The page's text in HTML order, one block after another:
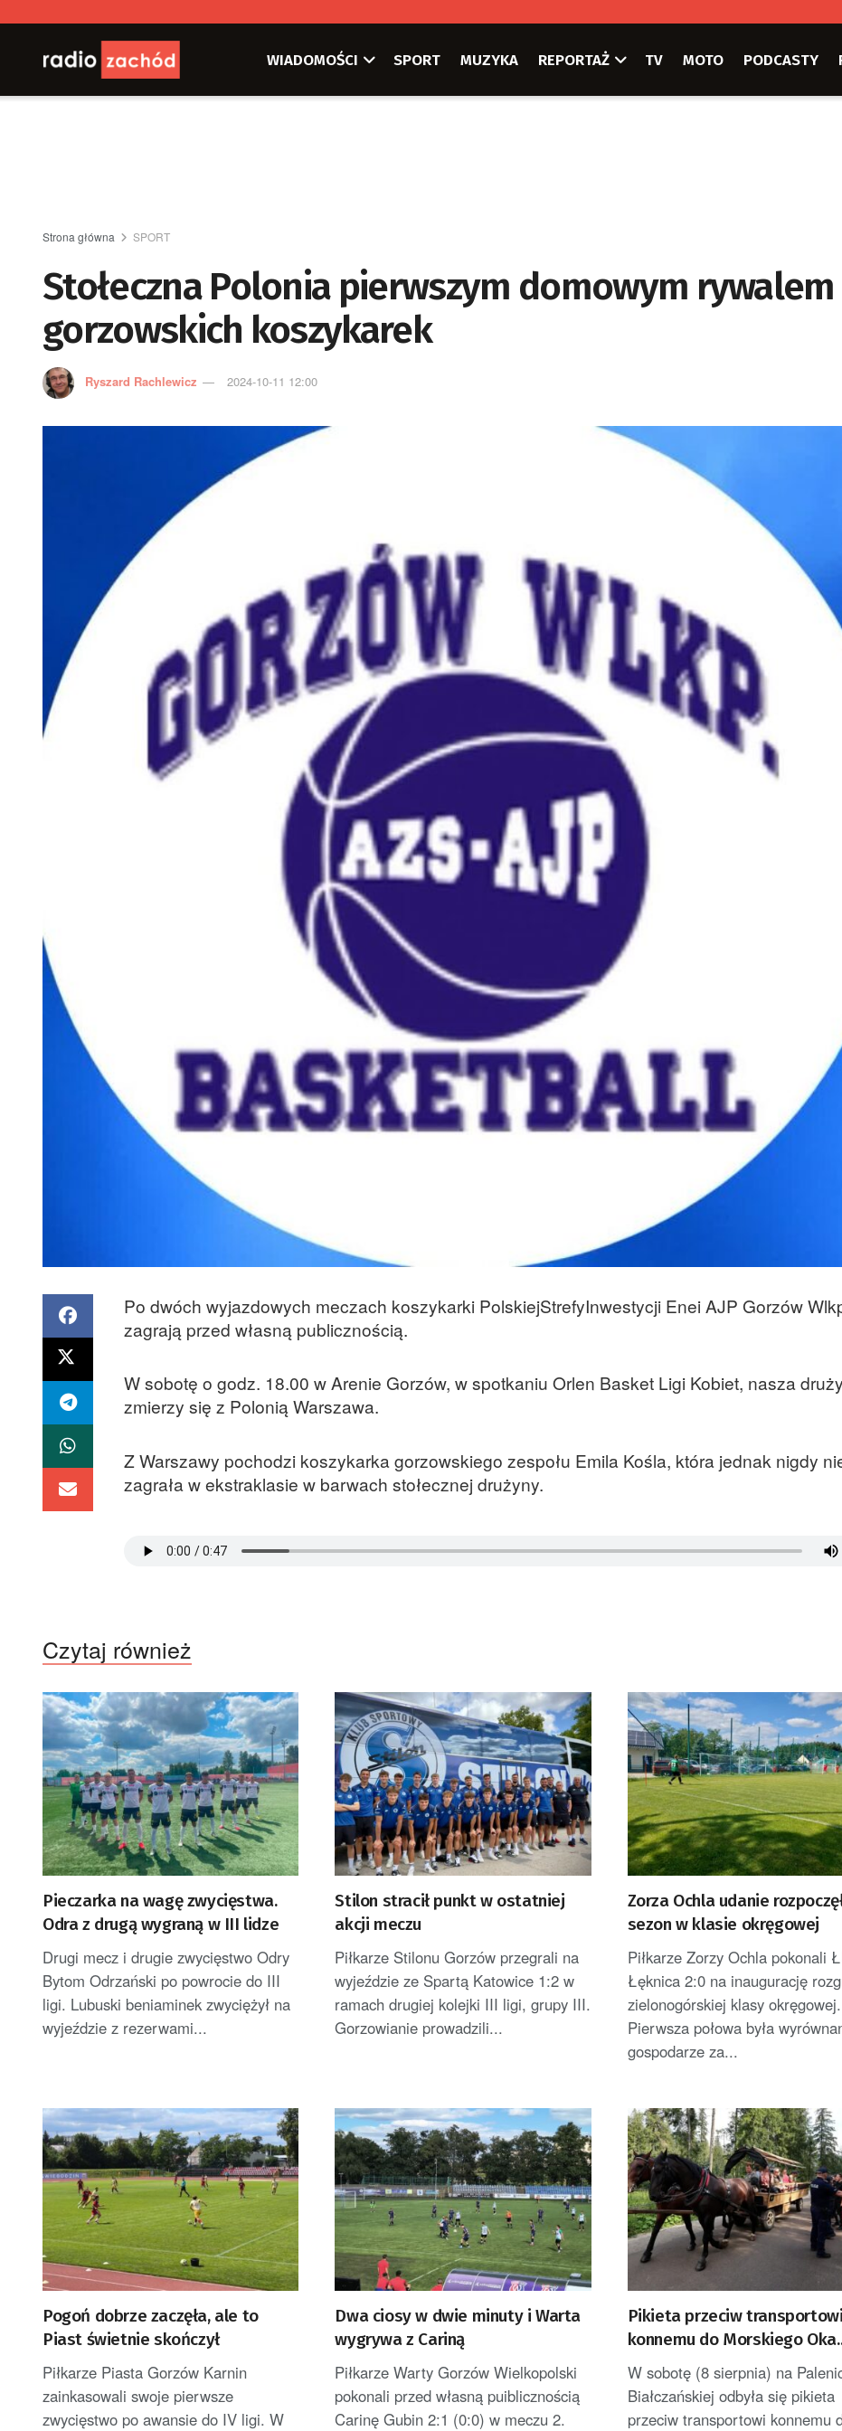
WIADOMOŚCI SPORT MUZYKA REPORTAŻ TV MOTO PODCASTY
Strona główna SPORT
Stołeczna Polonia pierwszym domowym rywalem
gorzowskich koszykarek
Ryszard Rachlewicz 2024-10-11 12:00
Po dwóch wyjazdowych meczach koszykarki PolskiejStrefyInwestycji Enei AJP Gorzów
zagrają przed własną publicznością.
W sobotę o godz. 18.00 w Arenie Gorzów, w spotkaniu Orlen Basket Ligi Kobiet, nasza
zmierzy się z Polonią Warszawa.
Z Warszawy pochodzi koszykarka gorzowskiego zespołu Emila Kośla, która jednak nigdy
zagrała w ekstraklasie w barwach stołecznej drużyny.
Czytaj również
Pieczarka na wagę zwycięstwa.
Odra z drugą wygraną w III lidze
Drugi mecz i drugie zwycięstwo Odry
Bytom Odrzański po powrocie do III
ligi. Lubuski beniaminek zwyciężył na
wyjeździe z rezerwami...
Stilon stracił punkt w ostatniej
akcji meczu
Piłkarze Stilonu Gorzów przegrali na
wyjeździe ze Spartą Katowice 1:2 w
ramach drugiej kolejki III ligi, grupy III.
Gorzowianie prowadzili...
Zorza Ochla udanie
sezon w klasie okręgowej
Piłkarze Zorzy Ochla pokonali
Łęknica 2:0 na inaugurację
zielonogórskiej klasy okręgowej.
Pierwsza połowa była
gospodarze za...
Pogoń dobrze zaczęła, ale to
Piast świetnie skończył
Piłkarze Piasta Gorzów Karnin
zainkasowali swoje pierwsze
zwycięstwo po awansie do IV ligi. W
Dwa ciosy w dwie minuty i Warta
wygrywa z Cariną
Piłkarze Warty Gorzów Wielkopolski
pokonali przed własną puiblicznością
Carinę Gubin 2:1 (0:0) w meczu 2.
Pikieta przeciw transportowi
konnemu do Morskiego Oka.
Wozacy zarzucają aktywistom
manipulacje
W sobotę (8 sierpnia) na
Białczańskiej odbyła się pikieta
przeciw transportowi konnemu